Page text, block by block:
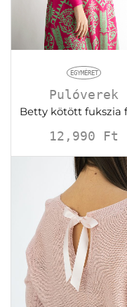
EGYMÉRET
Pulóverek
Betty kötött fukszia
12,990 Ft